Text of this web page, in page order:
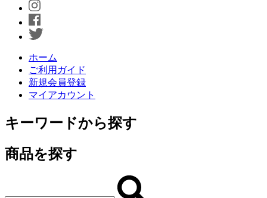
ホーム
ご利用ガイド
新規会員登録
マイアカウント
キーワードから探す
商品を探す